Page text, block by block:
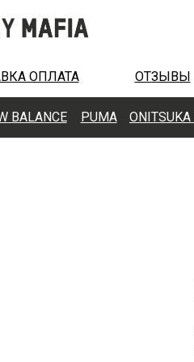
ОПЛАТА ОТЗЫВЫ
ONITSUKA
PUMA
BALANCE